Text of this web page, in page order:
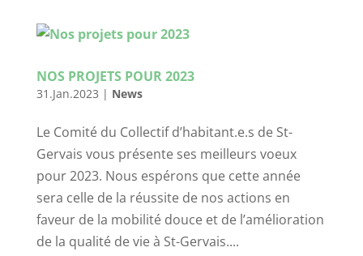
NOS PROJETS POUR 2023
31.Jan.2023 | News
Le Comité du Collectif d’habitant.e.s de St-
Gervais vous présente ses meilleurs voeux
pour 2023. Nous espérons que cette année
sera celle de la réussite de nos actions en
faveur de la mobilité douce et de l’amélioration
de la qualité de vie à St-Gervais....